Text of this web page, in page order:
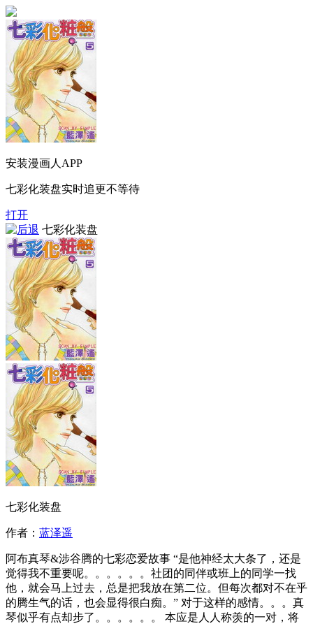
安装漫画人APP
七彩化装盘实时追更不等待
打开
七彩化装盘
七彩化装盘
作者： 蓝泽遥
阿布真琴&涉谷腾的七彩恋爱故事 “是他神经太大条了，还是
觉得我不重要呢。。。。。。社团的同伴或班上的同学一找
他，就会马上过去，总是把我放在第二位。但每次都对不在乎
的腾生气的话，也会显得很白痴。” 对于这样的感情。。。真
琴似乎有点却步了。。。。。。 本应是人人称羡的一对，将